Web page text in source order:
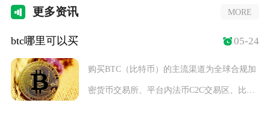
更多资讯 MORE
btc哪里可以买 05-24
购买BTC（比特币）的主流渠道为全球合规加
密货币交易所、平台内法币C2C交易区、比特